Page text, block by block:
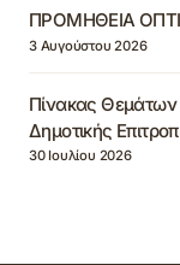
ΠΡΟΜΗΘΕΙΑ
3 Αυγούστου 2026
Πίνακας
Δημοτικής
30 Ιουλίου 2026